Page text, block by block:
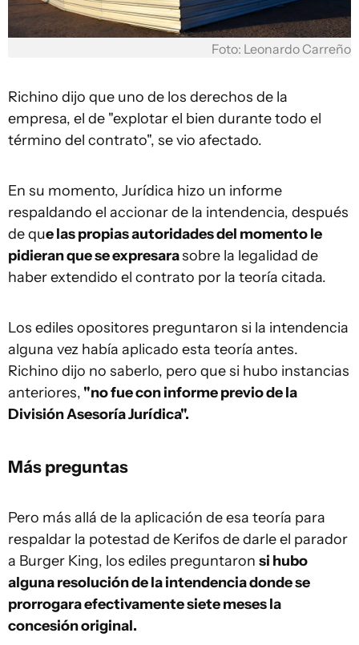
Foto: Leonardo Carreño
Richino dijo que uno de los derechos de la
empresa, el de "explotar el bien durante todo el
término del contrato", se vio afectado.
En su momento, Jurídica hizo un informe
respaldando el accionar de la intendencia, después
de que las propias autoridades del momento le
pidieran que se expresarasobre la legalidad de
haber extendido el contrato por la teoría citada.
Los ediles opositores preguntaron si la intendencia
alguna vez había aplicado esta teoría antes.
Richino dijo no saberlo, pero que si hubo instancias
anteriores, "no fue con informe previo de la
División Asesoría Jurídica".
Más preguntas
Pero más allá de la aplicación de esa teoría para
respaldar la potestad de Kerifos de darle el parador
a Burger King, los ediles preguntaron si hubo
alguna resolución de la intendencia donde se
prorrogara efectivamente siete meses la
concesión original.